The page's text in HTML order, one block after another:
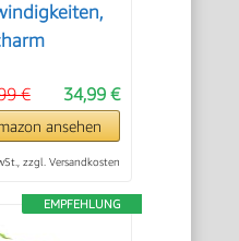
34,99 €
€
ansehen
zzgl. Versandkosten
EMPFEHLUNG